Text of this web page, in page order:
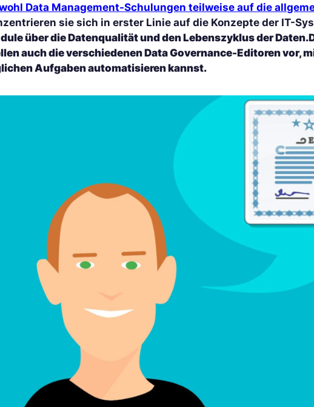
Data Management-Schulungen teilweise auf die
sie sich in erster Linie auf die Konzepte der IT-
über die Datenqualität und den Lebenszyklus der Daten.
auch die verschiedenen Data Governance-Editoren vor,
Aufgaben automatisieren kannst.